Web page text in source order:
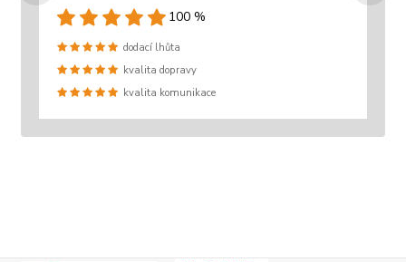
100 %
dodací lhůta
kvalita dopravy
kvalita komunikace